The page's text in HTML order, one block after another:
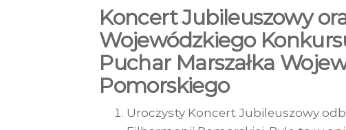
Koncert Jubileuszowy
Wojewódzkiego
Puchar Marszałka
Pomorskiego
Uroczysty Koncert Jubileuszowy